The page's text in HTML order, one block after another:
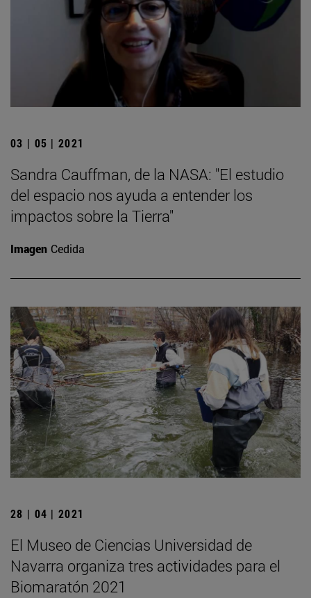
03 | 05 | 2021
Sandra Cauffman, de la NASA: "El estudio
del espacio nos ayuda a entender los
impactos sobre la Tierra"
Imagen Cedida
28 | 04 | 2021
El Museo de Ciencias Universidad de
Navarra organiza tres actividades para el
Biomaratón 2021